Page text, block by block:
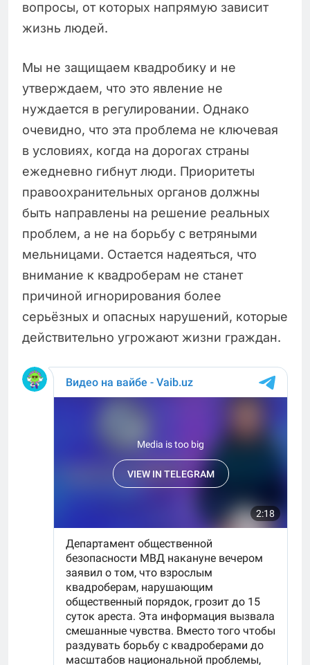
вопросы, от которых напрямую зависит
жизнь людей.
Мы не защищаем квадробику и не
утверждаем, что это явление не
нуждается в регулировании. Однако
очевидно, что эта проблема не ключевая
в условиях, когда на дорогах страны
ежедневно гибнут люди. Приоритеты
правоохранительных органов должны
быть направлены на решение реальных
проблем, а не на борьбу с ветряными
мельницами. Остается надеяться, что
внимание к квадроберам не станет
причиной игнорирования более
серьёзных и опасных нарушений, которые
действительно угрожают жизни граждан.